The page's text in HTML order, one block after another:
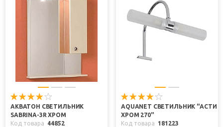
АКВАТОН СВЕТИЛЬНИК
SABRINA-3R ХРОМ
Код товара
44852
AQUANET СВЕТИЛЬНИК "АСТИ
ХРОМ 270"
Код товара
181223